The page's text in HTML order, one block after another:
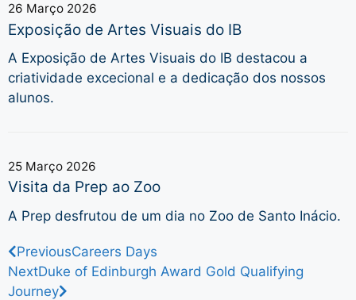
26 Março 2026
Exposição de Artes Visuais do IB
A Exposição de Artes Visuais do IB destacou a
criatividade excecional e a dedicação dos nossos
alunos.
25 Março 2026
Visita da Prep ao Zoo
A Prep desfrutou de um dia no Zoo de Santo Inácio.
PreviousCareers Days
NextDuke of Edinburgh Award Gold Qualifying
Journey